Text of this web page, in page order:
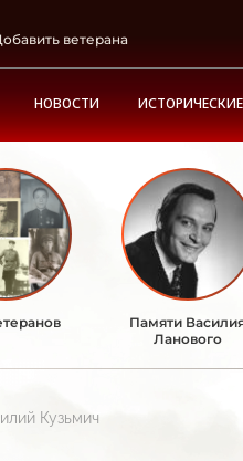
ветерана
НОВОСТИ
Памяти
Ланового
Кузьмич